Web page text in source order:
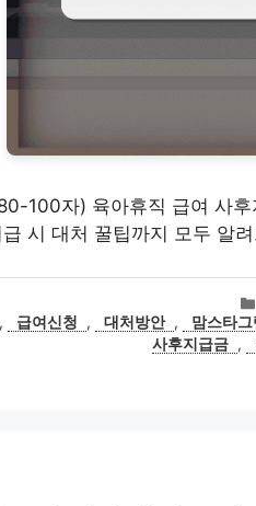
100자) 육아휴직 급여 사
시 대처 꿀팁까지 모두 알
, 급여신청 , 대처방안 , 맘스타그
사후지급금 ,